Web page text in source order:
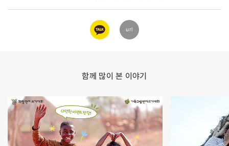
카카오
링크
url
함께 많이 본 이야기